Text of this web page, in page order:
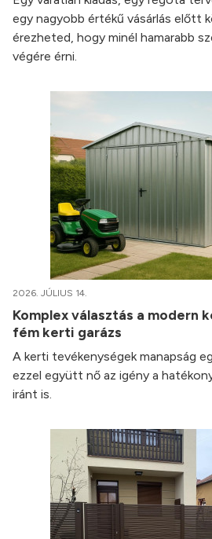
egy nagyobb értékű vásárlás előtt
érezheted, hogy minél hamarabb
végére érni.
2026. JÚLIUS 14.
Komplex választás a modern
fém kerti garázs
A kerti tevékenységek manapság
ezzel együtt nő az igény a
iránt is.